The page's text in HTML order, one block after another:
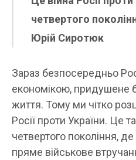
четвертого
Юрій Сиротюк
Зараз безпосередньо
економікою, придушене
життя. Тому ми чітко
Росії проти України. Це
четвертого покоління,
пряме військове